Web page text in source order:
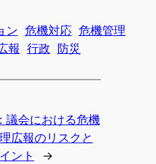
ン 危機対応 危機管理
報 行政 防災
議会における危機
広報のリスクと
ント
→